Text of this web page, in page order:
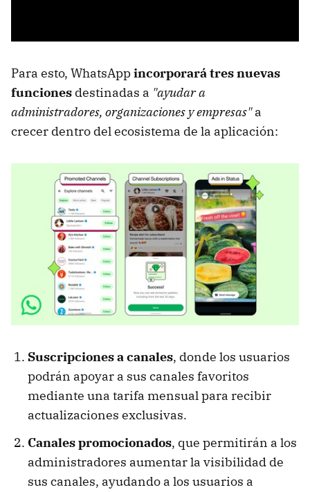
Para esto, WhatsAppincorporará tres nuevas
funciones destinadas a "ayudar a
administradores, organizaciones y empresas"a
crecer dentro del ecosistema de la aplicación:
Suscripciones a canales, donde los usuarios
podrán apoyar a sus canales favoritos
mediante una tarifa mensual para recibir
actualizaciones exclusivas.
Canales promocionados, que permitirán a los
administradores aumentar la visibilidad de
sus canales, ayudando a los usuarios a